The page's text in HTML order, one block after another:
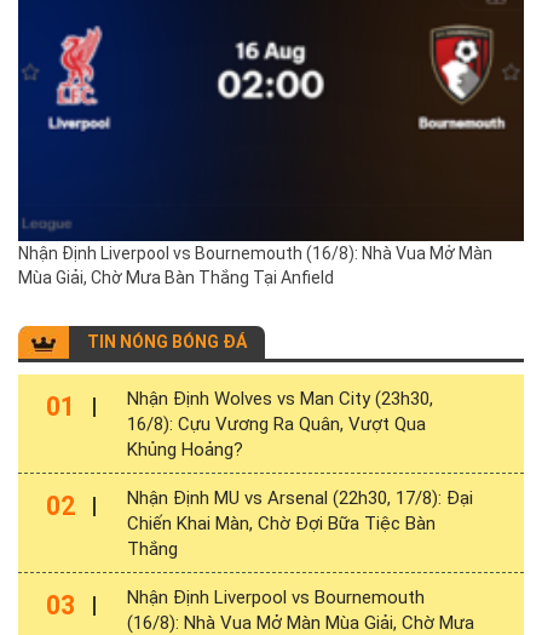
Nhận Định Liverpool vs Bournemouth (16/8): Nhà Vua Mở Màn
Mùa Giải, Chờ Mưa Bàn Thắng Tại Anfield
TIN NÓNG BÓNG ĐÁ
01
Nhận Định Wolves vs Man City (23h30,
16/8): Cựu Vương Ra Quân, Vượt Qua
Khủng Hoảng?
02
Nhận Định MU vs Arsenal (22h30, 17/8): Đại
Chiến Khai Màn, Chờ Đợi Bữa Tiệc Bàn
Thắng
03
Nhận Định Liverpool vs Bournemouth
(16/8): Nhà Vua Mở Màn Mùa Giải, Chờ Mưa